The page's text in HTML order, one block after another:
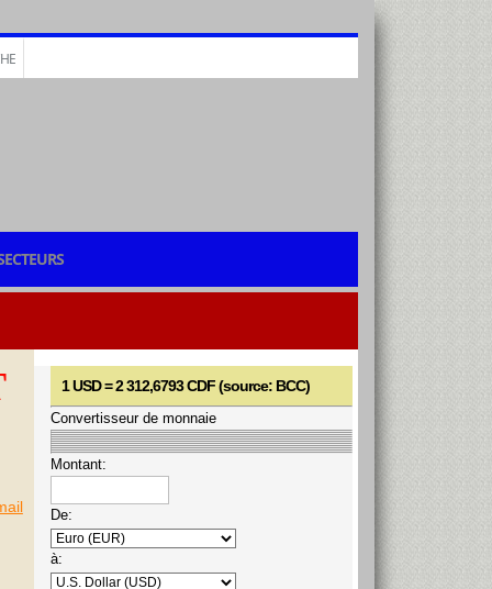
1 USD = 2 312,6793 CDF (source: BCC)
Convertisseur de monnaie
Montant:
De:
à: